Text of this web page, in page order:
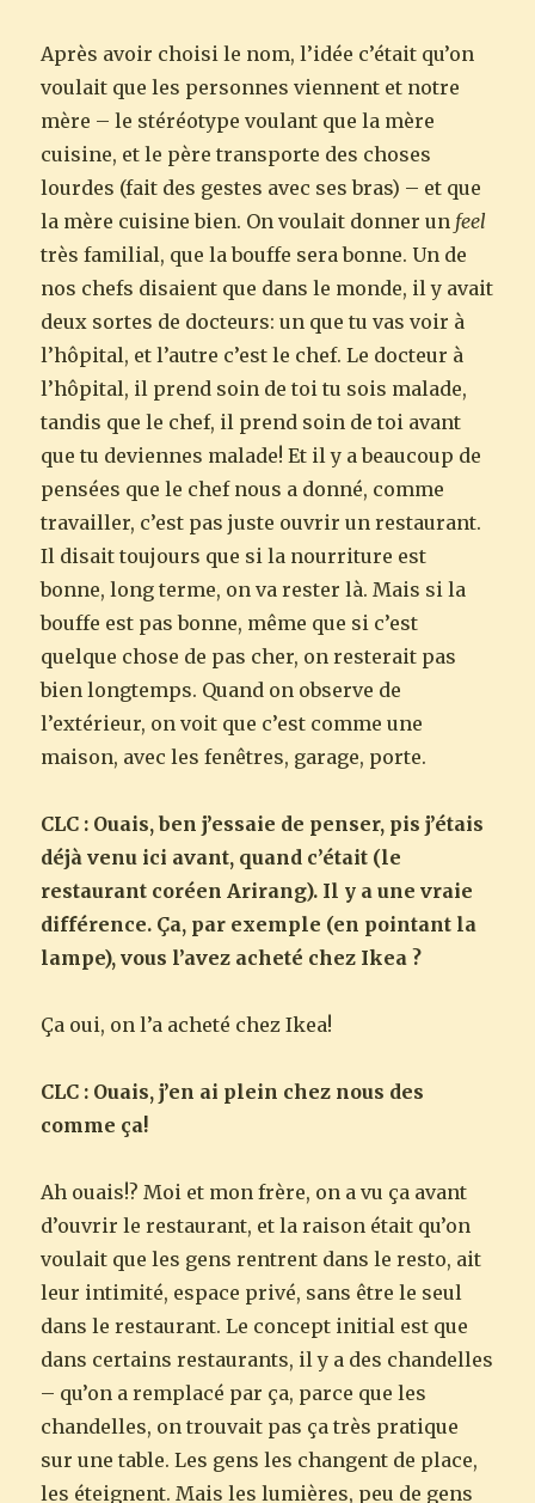
Après avoir choisi le nom, l’idée c’était qu’on
voulait que les personnes viennent et notre
mère – le stéréotype voulant que la mère
cuisine, et le père transporte des choses
lourdes (fait des gestes avec ses bras) – et que
la mère cuisine bien. On voulait donner un feel
très familial, que la bouffe sera bonne. Un de
nos chefs disaient que dans le monde, il y avait
deux sortes de docteurs: un que tu vas voir à
l’hôpital, et l’autre c’est le chef. Le docteur à
l’hôpital, il prend soin de toi tu sois malade,
tandis que le chef, il prend soin de toi avant
que tu deviennes malade! Et il y a beaucoup de
pensées que le chef nous a donné, comme
travailler, c’est pas juste ouvrir un restaurant.
Il disait toujours que si la nourriture est
bonne, long terme, on va rester là. Mais si la
bouffe est pas bonne, même que si c’est
quelque chose de pas cher, on resterait pas
bien longtemps. Quand on observe de
l’extérieur, on voit que c’est comme une
maison, avec les fenêtres, garage, porte.
CLC : Ouais, ben j’essaie de penser, pis j’étais
déjà venu ici avant, quand c’était (le
restaurant coréen Arirang). Il y a une vraie
différence. Ça, par exemple (en pointant la
lampe), vous l’avez acheté chez Ikea ?
Ça oui, on l’a acheté chez Ikea!
CLC : Ouais, j’en ai plein chez nous des
comme ça!
Ah ouais!? Moi et mon frère, on a vu ça avant
d’ouvrir le restaurant, et la raison était qu’on
voulait que les gens rentrent dans le resto, ait
leur intimité, espace privé, sans être le seul
dans le restaurant. Le concept initial est que
dans certains restaurants, il y a des chandelles
– qu’on a remplacé par ça, parce que les
chandelles, on trouvait pas ça très pratique
sur une table. Les gens les changent de place,
les éteignent. Mais les lumières, peu de gens